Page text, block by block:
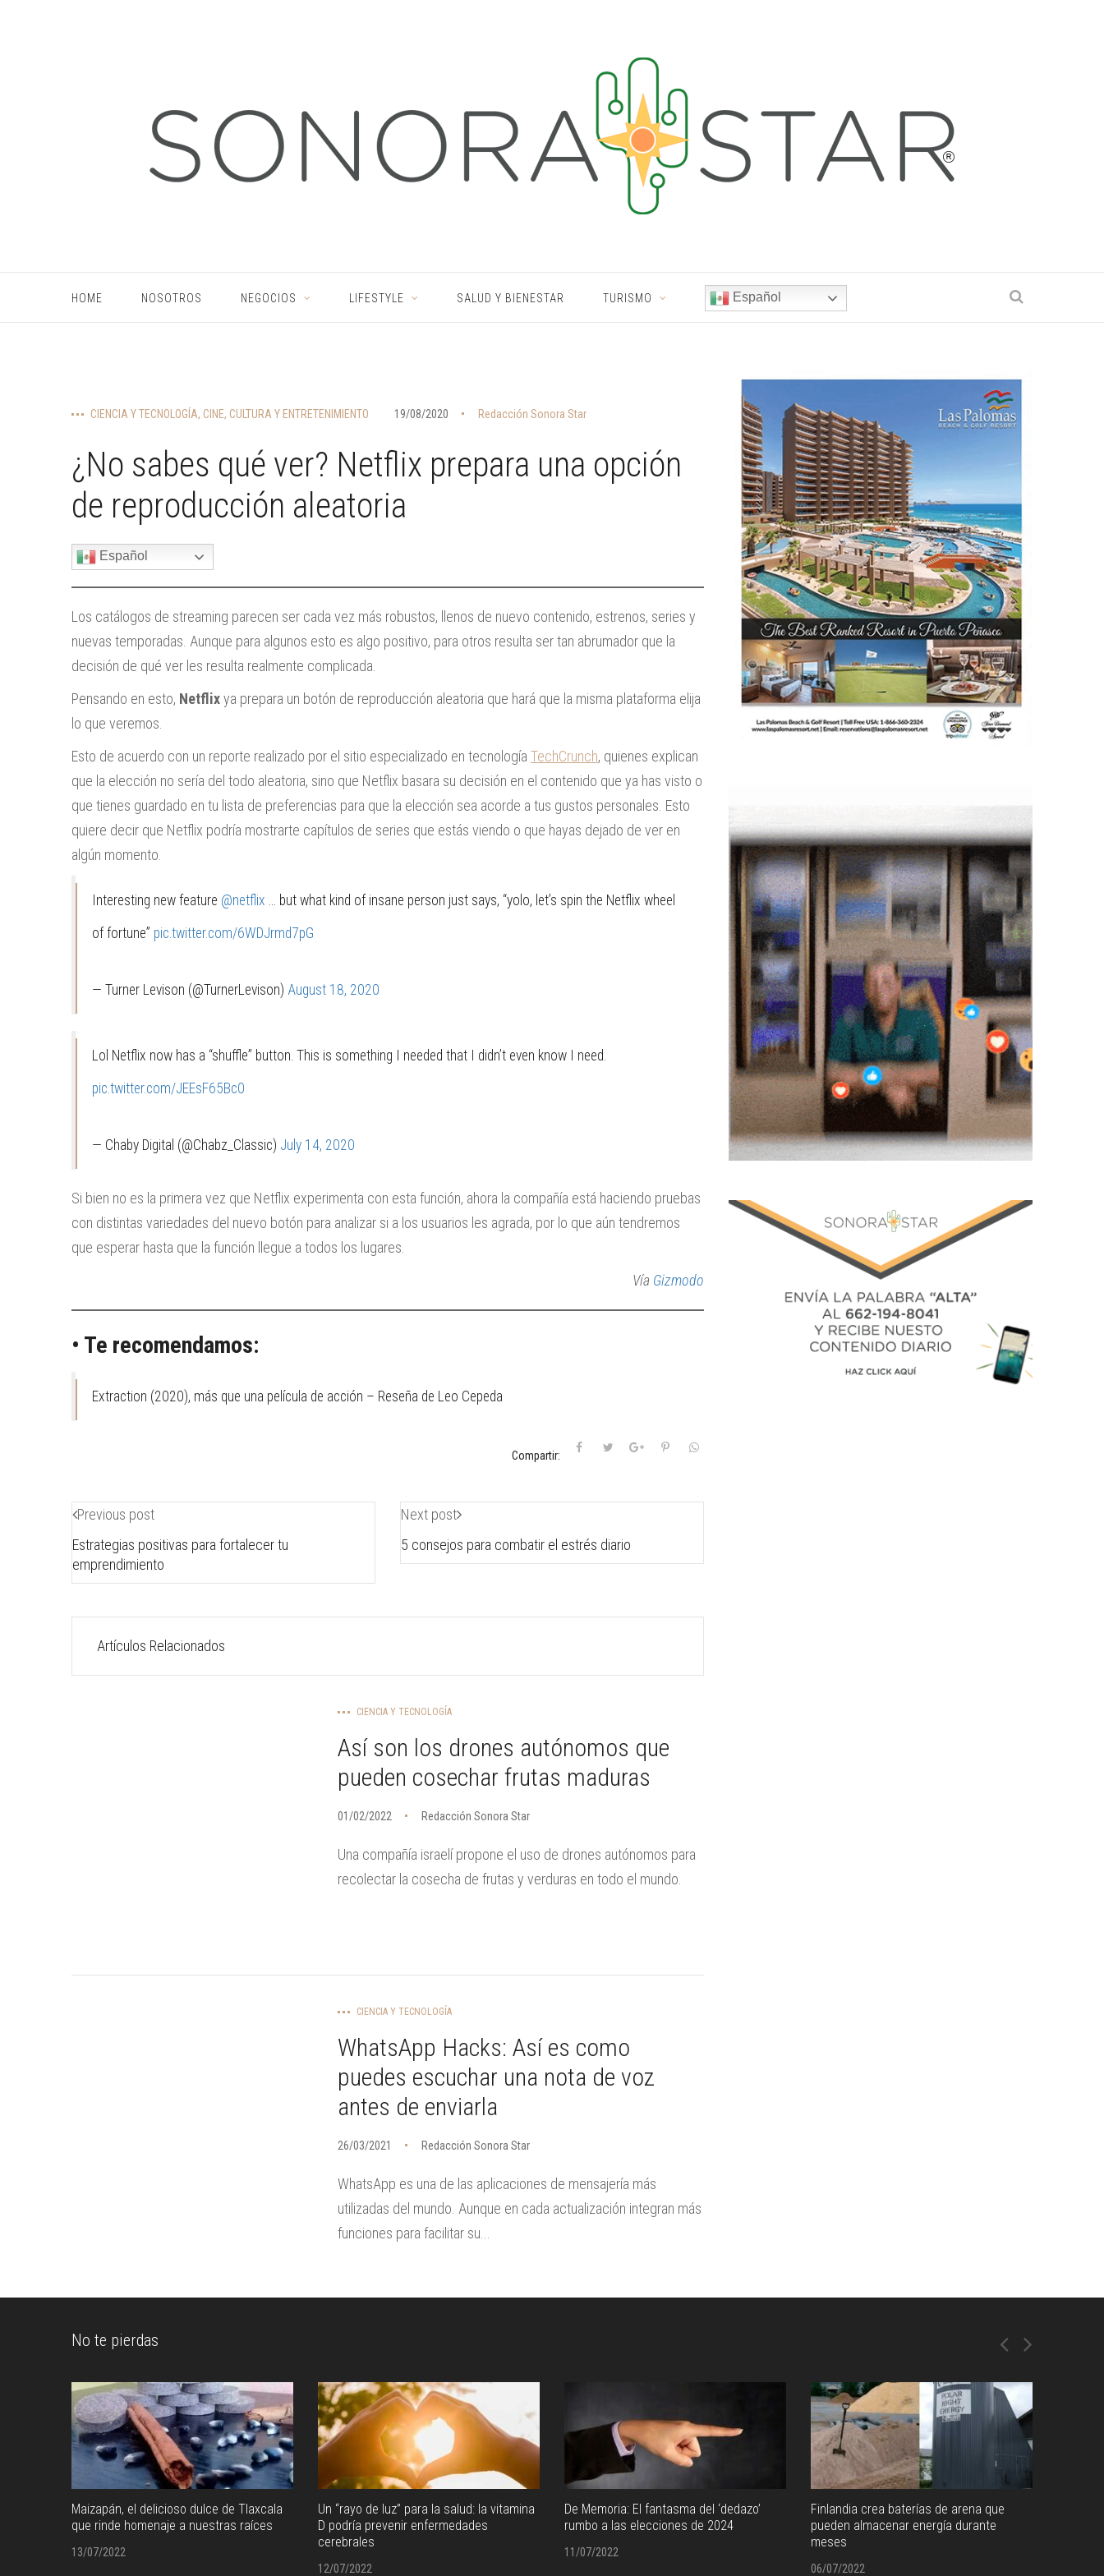
HOME NOSOTROS NEGOCIOS LIFESTYLE SALUD Y BIENESTAR TURISMO Español
CIENCIA Y TECNOLOGÍA, CINE, CULTURA Y ENTRETENIMIENTO 19/08/2020 Redacción Sonora Star
¿No sabes qué ver? Netflix prepara una opción
de reproducción aleatoria
Español
Los catálogos de streaming parecen ser cada vez más robustos, llenos de nuevo contenido, estrenos, series y
nuevas temporadas. Aunque para algunos esto es algo positivo, para otros resulta ser tan abrumador que la
decisión de qué ver les resulta realmente complicada.
Pensando en esto, Netflixya prepara un botón de reproducción aleatoria que hará que la misma plataforma elija
lo que veremos.
Esto de acuerdo con un reporte realizado por el sitio especializado en tecnología TechCrunch, quienes explican
que la elección no sería del todo aleatoria, sino que Netflix basara su decisión en el contenido que ya has visto o
que tienes guardado en tu lista de preferencias para que la elección sea acorde a tus gustos personales. Esto
quiere decir que Netflix podría mostrarte capítulos de series que estás viendo o que hayas dejado de ver en
algún momento.
Interesting new feature @netflix … but what kind of insane person just says, “yolo, let’s spin the Netflix wheel
of fortune” pic.twitter.com/6WDJrmd7pG
— Turner Levison (@TurnerLevison) August 18, 2020
Lol Netflix now has a “shuffle” button. This is something I needed that I didn’t even know I need.
pic.twitter.com/JEEsF65Bc0
— Chaby Digital (@Chabz_Classic) July 14, 2020
Si bien no es la primera vez que Netflix experimenta con esta función, ahora la compañía está haciendo pruebas
con distintas variedades del nuevo botón para analizar si a los usuarios les agrada, por lo que aún tendremos
que esperar hasta que la función llegue a todos los lugares.
Vía Gizmodo
• Te recomendamos:
Extraction (2020), más que una película de acción – Reseña de Leo Cepeda
Compartir:
Previous post
Estrategias positivas para fortalecer tu
emprendimiento
Next post
5 consejos para combatir el estrés diario
Artículos Relacionados
CIENCIA Y TECNOLOGÍA
Así son los drones autónomos que
pueden cosechar frutas maduras
01/02/2022 Redacción Sonora Star
Una compañía israelí propone el uso de drones autónomos para
recolectar la cosecha de frutas y verduras en todo el mundo.
CIENCIA Y TECNOLOGÍA
WhatsApp Hacks: Así es como
puedes escuchar una nota de voz
antes de enviarla
26/03/2021 Redacción Sonora Star
WhatsApp es una de las aplicaciones de mensajería más
utilizadas del mundo. Aunque en cada actualización integran más
funciones para facilitar su...
No te pierdas
Maizapán, el delicioso dulce de Tlaxcala
que rinde homenaje a nuestras raíces
13/07/2022
Un “rayo de luz” para la salud: la vitamina
D podría prevenir enfermedades
cerebrales
12/07/2022
De Memoria: El fantasma del ‘dedazo’
rumbo a las elecciones de 2024
11/07/2022
Finlandia crea baterías de arena que
pueden almacenar energía durante
meses
06/07/2022